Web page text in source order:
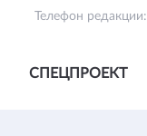
Телефон редакции:
СПЕЦПРОЕКТ